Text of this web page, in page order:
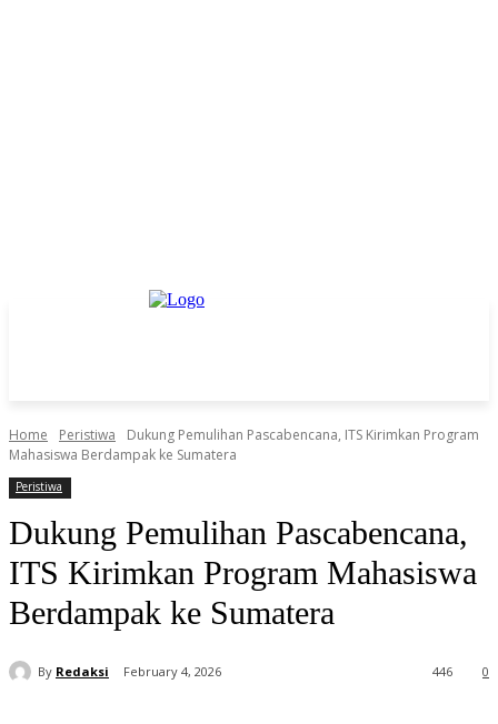
Home Peristiwa
Dukung Pemulihan Pascabencana, ITS Kirimkan Program
Mahasiswa Berdampak ke Sumatera
Peristiwa
Dukung Pemulihan Pascabencana,
ITS Kirimkan Program Mahasiswa
Berdampak ke Sumatera
By Redaksi February 4, 2026 0
446